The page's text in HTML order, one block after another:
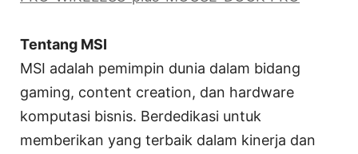
Tentang MSI
MSI adalah pemimpin dunia dalam bidang
gaming, content creation, dan hardware
komputasi bisnis. Berdedikasi untuk
memberikan yang terbaik dalam kinerja dan